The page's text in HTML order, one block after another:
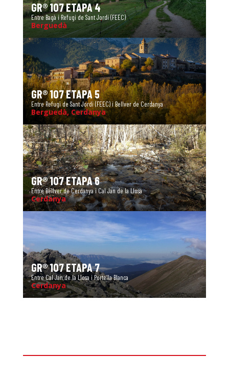
GR® 107 ETAPA 4
Entre Bagà i Refugi de Sant Jordi (FEEC)
Berguedà
GR® 107 ETAPA 5
Entre Refugi de Sant Jordi (FEEC) i Bellver de Cerdanya
Berguedà, Cerdanya
GR® 107 ETAPA 6
Entre Bellver de Cerdanya i Cal Jan de la Llosa
Cerdanya
GR® 107 ETAPA 7
Entre Cal Jan de la Llosa i Portella Blanca
Cerdanya